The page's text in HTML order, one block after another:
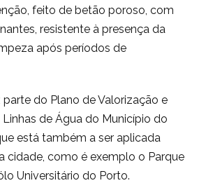
feito de betão poroso, com
resistente à presença da
após períodos de
do Plano de Valorização e
de Água do Município do
está também a ser aplicada
cidade, como é exemplo o Parque
Universitário do Porto.